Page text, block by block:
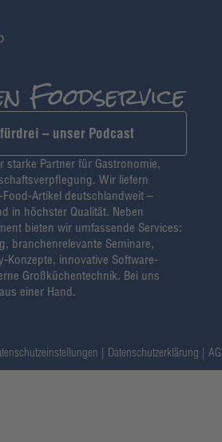
– unser Podcast
starke Partner für Gastronomie,
Wir liefern
Artikel deutschlandweit –
in höchster Qualität. Neben
bieten wir umfassende Services:
branchenrelevante Seminare,
Konzepte, innovative Software-
Großküchentechnik. Bei uns
einer Hand.
Datenschutzerklärung